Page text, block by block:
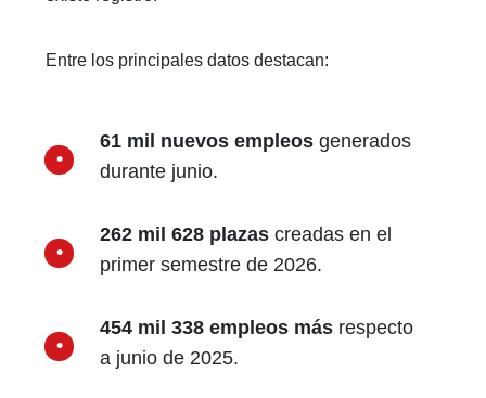
Entre los principales datos destacan:
61 mil nuevos empleos generados
durante junio.
262 mil 628 plazas creadas en el
primer semestre de 2026.
454 mil 338 empleos más respecto
a junio de 2025.